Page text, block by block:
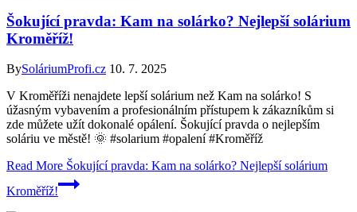
Šokující pravda: Kam na solárko? Nejlepší solárium
Kroměříž!
BySoláriumProfi.cz 10. 7. 2025
V Kroměříži nenajdete lepší solárium než Kam na solárko! S
úžasným vybavením a profesionálním přístupem k zákazníkům si
zde můžete užít dokonalé opálení. Šokující pravda o nejlepším
soláriu ve městě! 🌞 #solarium #opalení #Kroměříž
Read More Šokující pravda: Kam na solárko? Nejlepší solárium
Kroměříž!